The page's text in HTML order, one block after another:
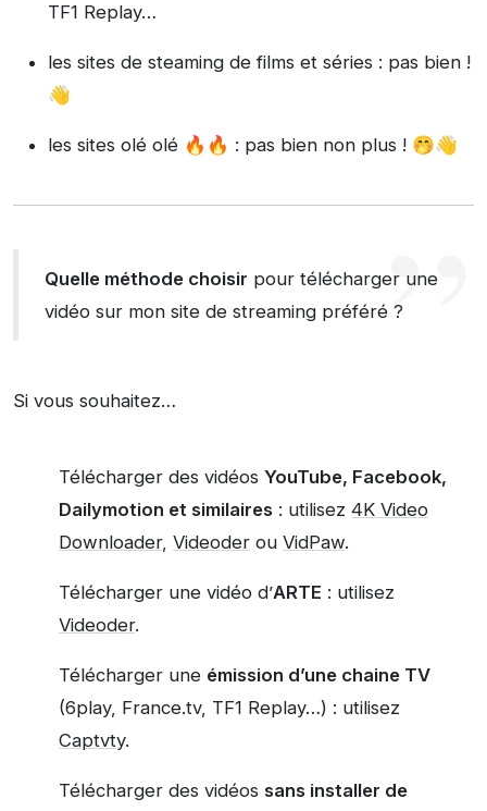
TF1 Replay…
les sites de steaming de films et séries : pas bien !
👋
les sites olé olé 🔥🔥 : pas bien non plus ! 🤭👋
Quelle méthode choisir pour télécharger une
vidéo sur mon site de streaming préféré ?
Si vous souhaitez…
Télécharger des vidéos YouTube, Facebook,
Dailymotion et similaires : utilisez 4K Video
Downloader, Videoder ou VidPaw.
Télécharger une vidéo d’ARTE : utilisez
Videoder.
Télécharger une émission d’une chaine TV
(6play, France.tv, TF1 Replay…) : utilisez
Captvty.
Télécharger des vidéos sans installer de